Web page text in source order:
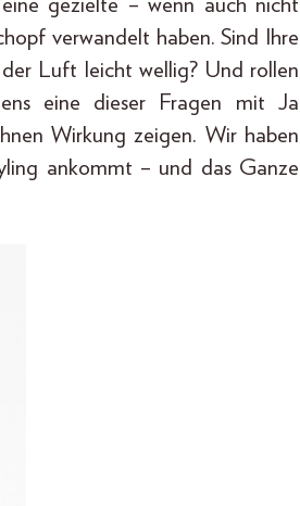
gezielte – wenn auch nicht
verwandelt haben. Sind Ihre
Luft leicht wellig? Und rollen
eine dieser Fragen mit Ja
Wirkung zeigen. Wir haben
ankommt – und das Ganze